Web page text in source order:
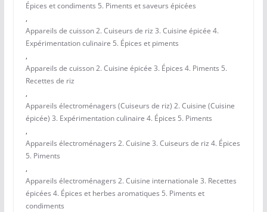
Épices et condiments 5. Piments et saveurs épicées
,
Appareils de cuisson 2. Cuiseurs de riz 3. Cuisine épicée 4.
Expérimentation culinaire 5. Épices et piments
,
Appareils de cuisson 2. Cuisine épicée 3. Épices 4. Piments 5.
Recettes de riz
,
Appareils électroménagers (Cuiseurs de riz) 2. Cuisine (Cuisine
épicée) 3. Expérimentation culinaire 4. Épices 5. Piments
,
Appareils électroménagers 2. Cuisine 3. Cuiseurs de riz 4. Épices
5. Piments
,
Appareils électroménagers 2. Cuisine internationale 3. Recettes
épicées 4. Épices et herbes aromatiques 5. Piments et
condiments